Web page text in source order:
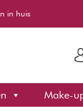
in huis
Make-